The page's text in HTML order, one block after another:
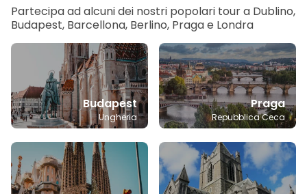
Partecipa ad alcuni dei nostri popolari tour a Dublino,
Budapest, Barcellona, Berlino, Praga e Londra
Budapest
Ungheria
Praga
Repubblica Ceca